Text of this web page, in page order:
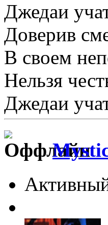
Джедаи
Доверив
В своем
Нельзя
Джедаи